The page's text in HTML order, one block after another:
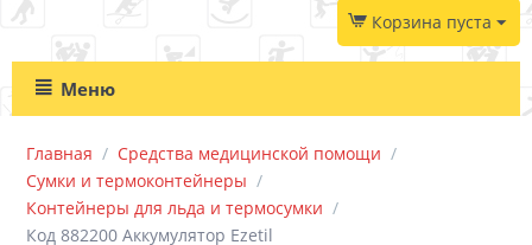
Корзина пуста
Меню
Главная / Средства медицинской помощи /
Сумки и термоконтейнеры /
Контейнеры для льда и термосумки /
Код 882200 Аккумулятор Ezetil